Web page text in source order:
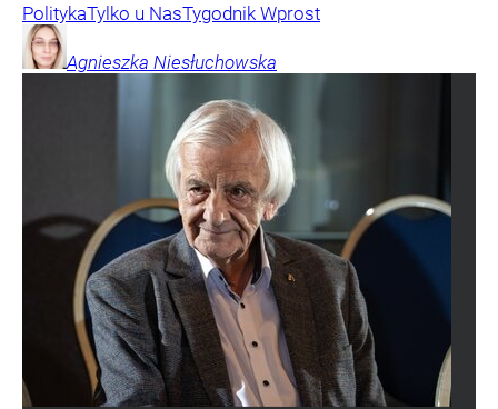
PolitykaTylko u NasTygodnik Wprost
Agnieszka Niesłuchowska